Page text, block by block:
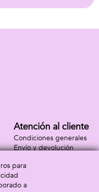
Atención al cliente
Condiciones generales
Envío y devolución
para
a